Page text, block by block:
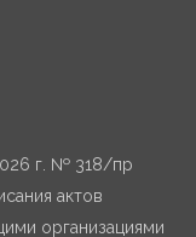
г. № 318/пр
актов
организациями